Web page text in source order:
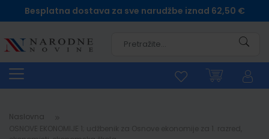
Besplatna dostava za sve narudžbe iznad 62,50 €
Naslovna